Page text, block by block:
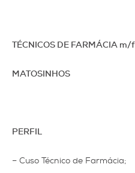
TÉCNICOS DE FARMÁCIA m/f
MATOSINHOS
PERFIL
– Cuso Técnico de Farmácia;